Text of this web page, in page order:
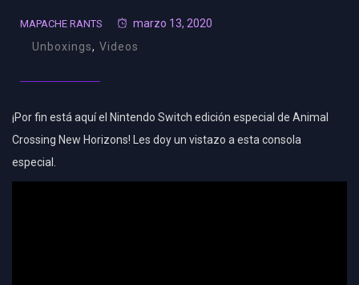
MAPACHE RANTS
marzo 13, 2020
Unboxings, Videos
¡Por fin está aquí el Nintendo Switch edición especial de Animal
Crossing New Horizons! Les doy un vistazo a esta consola
especial.